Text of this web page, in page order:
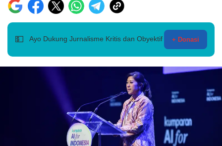
💵 Ayo Dukung Jurnalisme Kritis dan Obyektif + Donasi